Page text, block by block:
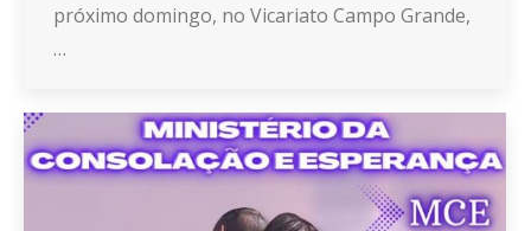
próximo domingo, no Vicariato Campo Grande,
…